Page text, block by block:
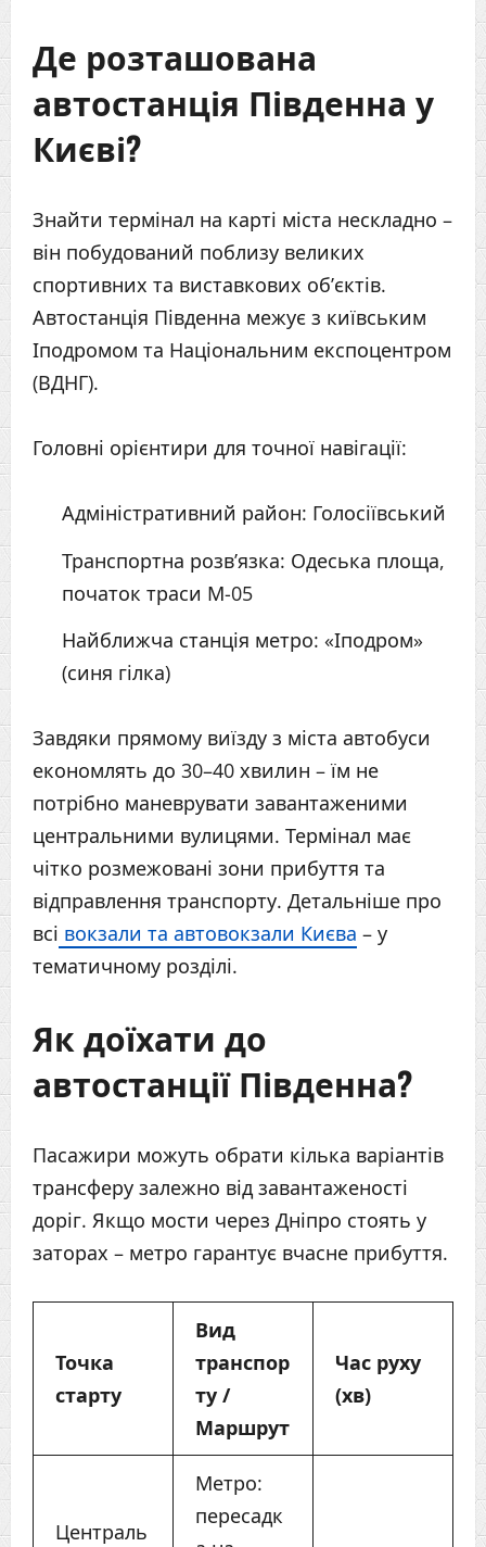
Де розташована
автостанція Південна у
Києві?
Знайти термінал на карті міста нескладно –
він побудований поблизу великих
спортивних та виставкових об’єктів.
Автостанція Південна межує з київським
Іподромом та Національним експоцентром
(ВДНГ).
Головні орієнтири для точної навігації:
Адміністративний район: Голосіївський
Транспортна розв’язка: Одеська площа,
початок траси М-05
Найближча станція метро: «Іподром»
(синя гілка)
Завдяки прямому виїзду з міста автобуси
економлять до 30–40 хвилин – їм не
потрібно маневрувати завантаженими
центральними вулицями. Термінал має
чітко розмежовані зони прибуття та
відправлення транспорту. Детальніше про
всі вокзали та автовокзали Києва – у
тематичному розділі.
Як доїхати до
автостанції Південна?
Пасажири можуть обрати кілька варіантів
трансферу залежно від завантаженості
доріг. Якщо мости через Дніпро стоять у
заторах – метро гарантує вчасне прибуття.
Точка
старту
Вид
транспор
ту /
Маршрут
Час руху
(хв)
Централь
Метро:
пересадк